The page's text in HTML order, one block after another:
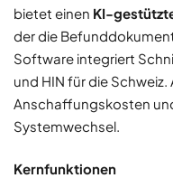
bietet einen KI-
der die
Software integriert
und HIN für die
Anschaffungskosten
Systemwechsel.
Kernfunktionen